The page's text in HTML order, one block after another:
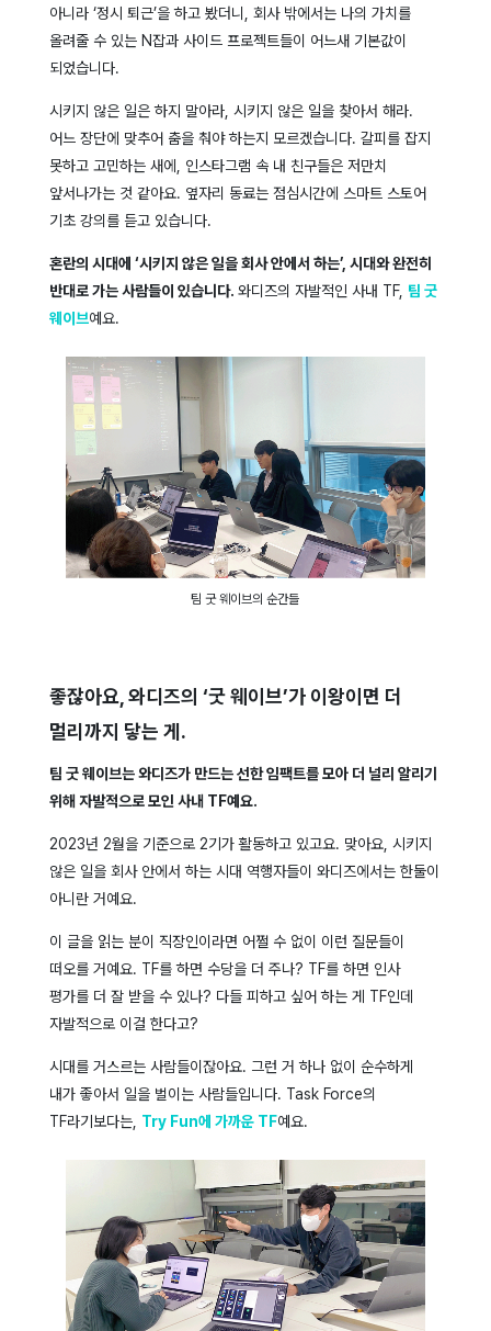
아니라 ‘정시 퇴근’을 하고 봤더니, 회사 밖에서는 나의 가치를
올려줄 수 있는 N잡과 사이드 프로젝트들이 어느새 기본값이
되었습니다.
시키지 않은 일은 하지 말아라, 시키지 않은 일을 찾아서 해라.
어느 장단에 맞추어 춤을 춰야 하는지 모르겠습니다. 갈피를 잡지
못하고 고민하는 새에, 인스타그램 속 내 친구들은 저만치
앞서나가는 것 같아요. 옆자리 동료는 점심시간에 스마트 스토어
기초 강의를 듣고 있습니다.
혼란의 시대에 ‘시키지 않은 일을 회사 안에서 하는’, 시대와 완전히
반대로 가는 사람들이 있습니다. 와디즈의 자발적인 사내 TF, 팀 굿
웨이브예요.
팀 굿 웨이브의 순간들
좋잖아요, 와디즈의 ‘굿 웨이브’가 이왕이면 더
멀리까지 닿는 게.
팀 굿 웨이브는 와디즈가 만드는 선한 임팩트를 모아 더 널리 알리기
위해 자발적으로 모인 사내 TF예요.
2023년 2월을 기준으로 2기가 활동하고 있고요. 맞아요, 시키지
않은 일을 회사 안에서 하는 시대 역행자들이 와디즈에서는 한둘이
아니란 거예요.
이 글을 읽는 분이 직장인이라면 어쩔 수 없이 이런 질문들이
떠오를 거예요. TF를 하면 수당을 더 주나? TF를 하면 인사
평가를 더 잘 받을 수 있나? 다들 피하고 싶어 하는 게 TF인데
자발적으로 이걸 한다고?
시대를 거스르는 사람들이잖아요. 그런 거 하나 없이 순수하게
내가 좋아서 일을 벌이는 사람들입니다. Task Force의
TF라기보다는, Try Fun에 가까운 TF예요.